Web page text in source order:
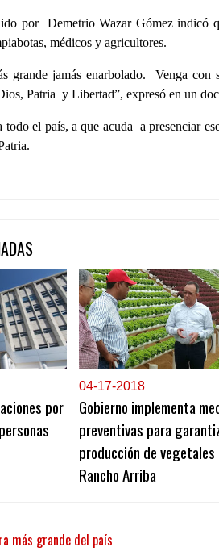
por Demetrio Wazar Gómez indicó
médicos y agricultores.
grande jamás enarbolado. Venga
Patria y Libertad”, expresó en un
el país, a que acuda a presenciar
por
04-17-2018
Gobierno implementa
preventivas para
producción de vegetales
Rancho Arriba
más grande del país